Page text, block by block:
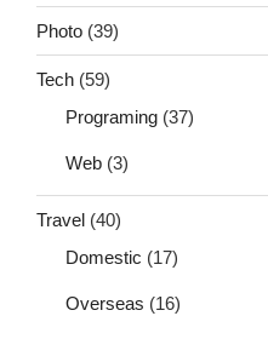
Photo (39)
Tech (59)
Programing (37)
Web (3)
Travel (40)
Domestic (17)
Overseas (16)